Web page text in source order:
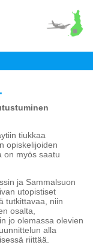
tiukkaa
opiskelijoiden
on myös saatu
ja Sammalsuon
utopistiset
tutkittavaa, niin
osalta,
jo olemassa olevien
alla
riittää.